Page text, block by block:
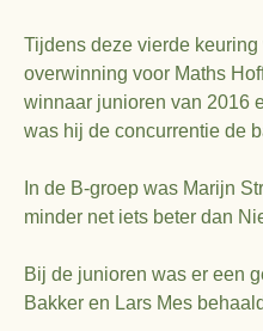
Tijdens deze vierde
overwinning voor Maths
winnaar junioren van 2016
was hij de concurrentie de
In de B-groep was Marijn
minder net iets beter dan
Bij de junioren was er een
Bakker en Lars Mes